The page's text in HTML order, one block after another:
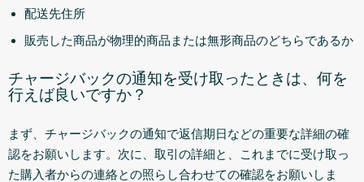
配送先住所
販売した商品が物理的商品または無形商品のどちらであるか
チャージバックの通知を受け取ったときは、何を
行えば良いですか？
まず、チャージバックの通知で返信期日などの重要な詳細の確
認をお願いします。次に、取引の詳細と、これまでに受け取っ
た購入者からの連絡との照らし合わせての確認をお願いしま